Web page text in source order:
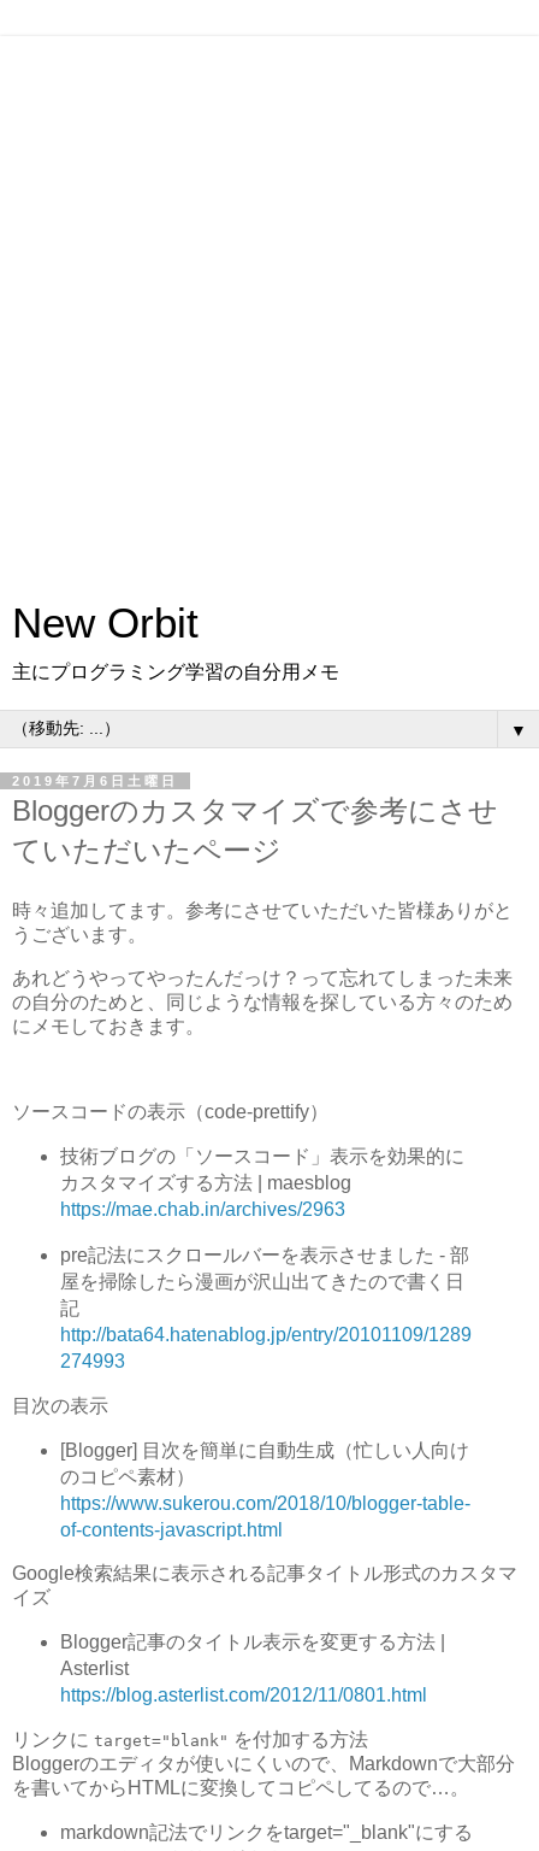
New Orbit
主にプログラミング学習の自分用メモ
▼
2019年7月6日土曜日
Bloggerのカスタマイズで参考にさせ
ていただいたページ
時々追加してます。参考にさせていただいた皆様ありがと
うございます。
あれどうやってやったんだっけ？って忘れてしまった未来
の自分のためと、同じような情報を探している方々のため
にメモしておきます。
ソースコードの表示（code-prettify）
技術ブログの「ソースコード」表示を効果的に
カスタマイズする方法 | maesblog
https://mae.chab.in/archives/2963
pre記法にスクロールバーを表示させました - 部
屋を掃除したら漫画が沢山出てきたので書く日
記
http://bata64.hatenablog.jp/entry/20101109/1289
274993
目次の表示
[Blogger] 目次を簡単に自動生成（忙しい人向け
のコピペ素材）
https://www.sukerou.com/2018/10/blogger-table-
of-contents-javascript.html
Google検索結果に表示される記事タイトル形式のカスタマ
イズ
Blogger記事のタイトル表示を変更する方法 |
Asterlist
https://blog.asterlist.com/2012/11/0801.html
リンクに target="blank" を付加する方法
Bloggerのエディタが使いにくいので、Markdownで大部分
を書いてからHTMLに変換してコピペしてるので…。
markdown記法でリンクをtarget="_blank"にする